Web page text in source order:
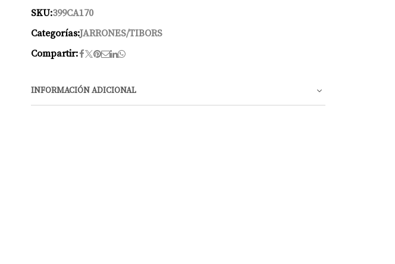
SKU:399CA170
Categorías:JARRONES/TIBORS
Compartir:
INFORMACIÓN ADICIONAL